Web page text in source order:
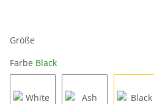
Größe
Farbe Black